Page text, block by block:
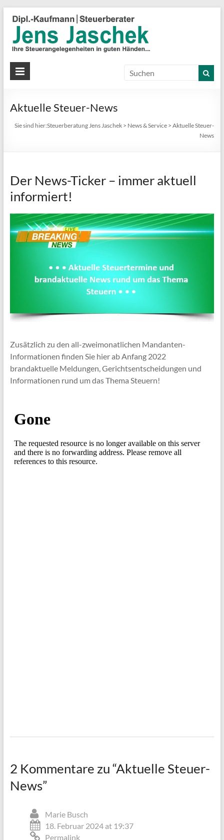
Aktuelle Steuer-News
Sie sind hier:Steuerberatung Jens Jaschek > News & Service >Aktuelle Steuer-
News
Der News-Ticker – immer aktuell
informiert!
Zusätzlich zu den all-zweimonatlichen Mandanten-
Informationen finden Sie hier ab Anfang 2022
brandaktuelle Meldungen, Gerichtsentscheidungen und
Informationen rund um das Thema Steuern!
2 Kommentare zu “Aktuelle Steuer-
News”
Marie Busch
18. Februar 2024 at 19:37
Permalink